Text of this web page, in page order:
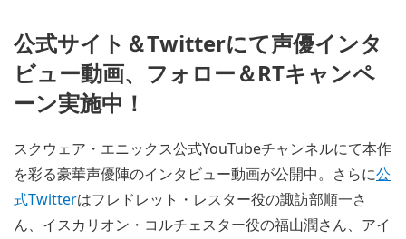
公式サイト＆Twitterにて声優インタ
ビュー動画、フォロー＆RTキャンペ
ーン実施中！
スクウェア・エニックス公式YouTubeチャンネルにて本作
を彩る豪華声優陣のインタビュー動画が公開中。さらに公
式Twitterはフレドレット・レスター役の諏訪部順一さ
ん、イスカリオン・コルチェスター役の福山潤さん、アイ